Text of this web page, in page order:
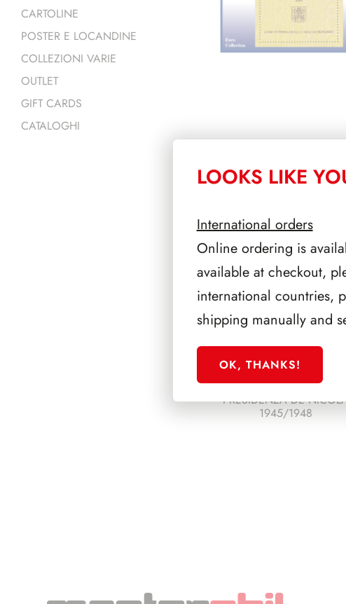
PRESIDENZA DE
1945/1948
CARTOLINE
POSTER E LOCANDINE
COLLEZIONI VARIE
OUTLET
GIFT CARDS
CATALOGHI
LOOKS LIKE
International orders
Online ordering is
available at checkout,
international countries,
shipping manually and
OK, THANKS!